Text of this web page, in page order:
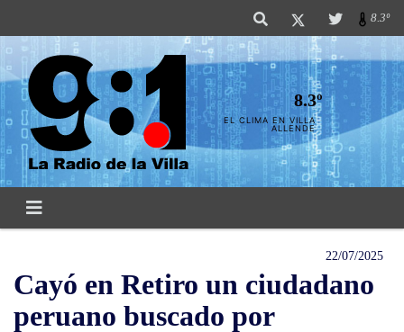
8.3º
8.3º
EL CLIMA EN VILLA
ALLENDE
22/07/2025
Cayó en Retiro un ciudadano
peruano buscado por